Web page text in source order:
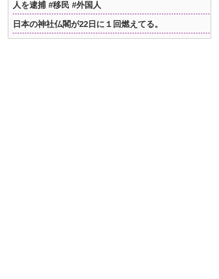
人を逮捕 #移民 #外国人
日本の神社仏閣が22日に１回燃えてる。